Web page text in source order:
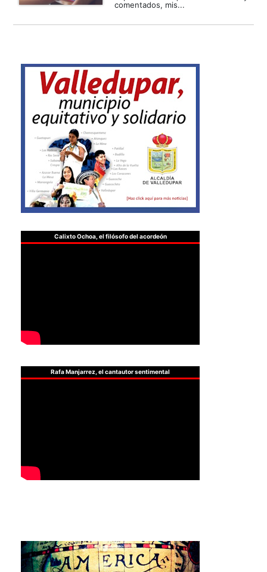
comentados, mis...
Calixto Ochoa, el filósofo del acordeón
Rafa Manjarrez, el cantautor sentimental